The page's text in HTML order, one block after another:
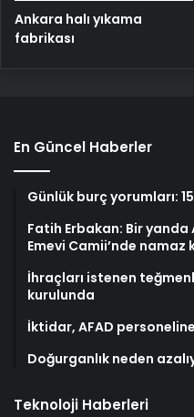
Ankara halı yıkama
fabrikası
En Güncel Haberler
Günlük burç yorumları:
Fatih Erbakan: Bir yanda
Emevi Camii’nde namaz
İhraçları istenen
kurulunda
İktidar, AFAD
Doğurganlık neden
Teknoloji Haberleri